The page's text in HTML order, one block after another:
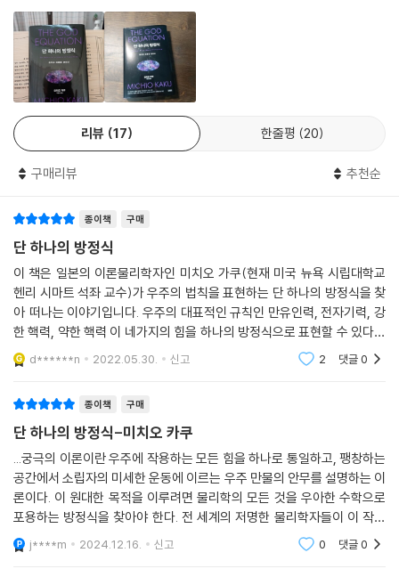
는 목탄, 묘목, 땔감, 합판 등 다양한 상태가 섞인 채로 존재한다’고 주장한
다.
--- p.100-101
양자이론을 아원자입자에 적용하여 커다란 성공을 거두고 잔뜩 고무된 물
리학자들은 수십 년 동안 눈엣가시였던 일반상대성이론을 재검토하기 시
작했다. 일반상대성이론에 양자역학을 적용하여, 표준모형과 중력을 하나
로 통일한다는 원대한 꿈을 꾸게 된 것이다. 만일 이 연구가 성공한다면 표
론’이 완성되는 셈이다.
--- p.145
아인슈타인은 세상을 떠나는 날까지 양자역학을 인정하지 않았지만 양자
물리학자들은 양자이론을 일반상대성이론에 접목시키기 위해 무던히도
애를 써왔고, 그 결과 현재 상대성이론은 새로운 르네상스를 맞이하고 있
다. 앞서 말한 대로 중력의 양자보정에서 나타나는 무한대를 제거하고 중
력을 완전히 이해하는 것은 결코 쉬운 일이 아니다. 그러나 물리학자들은
을 뿐만 아니라, 우주론이라는 새로운 과학의 지평을 열었다.
--- p.152
한바탕 논쟁을 벌인 후, 결국 호킹은 자신이 틀릴 수도 있음을 인정하면서
기발한 해결책을 내놓았다. 블랙홀 안으로 책을 던지면 정보가 완전히 사
라지지 않고 호킹복사의 형태로 방출될 수도 있다는 것이다. 희미한 호킹
복사에 담긴 정보를 빠짐없이 긁어모으면 원래의 책을 똑같이 재현할 수
있다. 호킹의 주장이 틀릴 수도 있지만, 그가 발견한 복사가 문제의 핵심이
***뉴욕타임스 베스트셀러***
***아마존 Editor’s Pick 베스트 논픽션***
***세계 17개국 출간***
나와 우주는 어떻게 존재하는가?
첨단 이론물리학이 전하는 우주의 기원과 의미
상대성이론과 양자역학을 결합하고 우주의 힘을 통합적으로 기술하여
《평행우주》 《마음의 미래》 미치오 카쿠가 들려주는 물리학의 성배를 찾
“궁극의 이론이 성공적으로 구축된다면 두말할 것도 없이 과학 역사상 최
고의 업적으로 남을 것이다. 빅뱅에서 우주의 종말에 이르는 모든 과정이
단 하나의 방정식에서 도출된다고 상상해보라. 이 얼마나 심오하고 강력한
이론인가? 궁극의 이론은 모든 물리학자들이 꿈꾸는 물리학의 성배(聖
杯)이자, ‘이 세상은 무엇으로 이루어져 있는가?’라는 질문의 해답을 찾아
온 2천 년 과학사에 마지막 마침표를 찍어줄 최후의 종결자이다.”(8~9
쪽)
《단 하나의 방정식》은 세계적인 이론물리학자, 끈 장이론의 창시자 미치
오 카쿠가 베스트셀러 작가로서 탐색한 뇌, 우주 탐사 등 다양한 주제에서
자신의 전공 분야로 돌아와 물리학의 역사를 ‘통일 이론의 발견’이라는 측
면에서 다룬 책이다. 자연에는 네 가지 기본 힘이 존재한다. 1) 전자기력―
맥스웰의 방정식으로 설명할 수 있는 전자기력은 전기와 자기, 빛 등 다양
한 형태로 나타난다. 2) 강한 핵력(강력)―양성자와 중성자 사이에 작용
하는 강한 인력인 강력은 뜨겁게 타오르는 별에 에너지를 공급한다. 태양
이 빛을 발할 수 있었던 것은 강력 덕분이니, 결국 인간은 강력으로 존재하
리뷰 17 한줄평 20
구매리뷰 추천순
종이책 구매
단 하나의 방정식
이 책은 일본의 이론물리학자인 미치오 가쿠(현재 미국 뉴욕 시립대학교
헨리 시마트 석좌 교수)가 우주의 법칙을 표현하는 단 하나의 방정식을 찾
아 떠나는 이야기입니다. 우주의 대표적인 규칙인 만유인력, 전자기력, 강
한 핵력, 약한 핵력 이 네가지의 힘을 하나의 방정식으로 표현할 수 있다면
우리 인류 과학사는 또 한번 진일보 할 것입니다. 단 하나의 방정식을 찾아
떠나기 전에
d******n 2022.05.30. 신고 2 댓글0
종이책 구매
단 하나의 방정식-미치오 카쿠
...궁극의 이론이란 우주에 작용하는 모든 힘을 하나로 통일하고, 팽창하는
공간에서 소립자의 미세한 운동에 이르는 우주 만물의 안무를 설명하는 이
론이다. 이 원대한 목적을 이루려면 물리학의 모든 것을 우아한 수학으로
포용하는 방정식을 찾아야 한다. 전 세계의 저명한 물리학자들이 이 작업
에 착수했다. 2018년 타계한 스트븐 호킹도 생전에 궁극의 이론은 이론물
리학의 끝을 의
j****m 2024.12.16. 신고 0 댓글0